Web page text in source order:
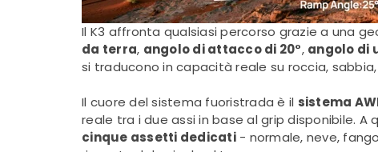
Il K3 affronta qualsiasi percorso grazie a una
da terra, angolo di attacco di 20°, angolo di
si traducono in capacità reale su roccia,
Il cuore del sistema fuoristrada è il sistema
reale tra i due assi in base al grip disponibile. A
cinque assetti dedicati- normale, neve,